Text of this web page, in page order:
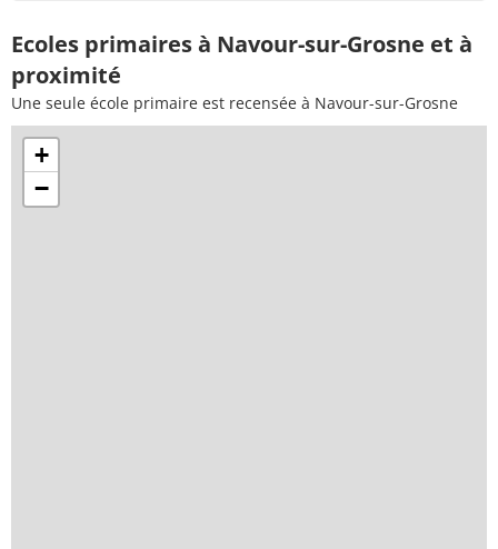
Ecoles primaires à Navour-sur-Grosne et à
proximité
Une seule école primaire est recensée à Navour-sur-Grosne
+
−